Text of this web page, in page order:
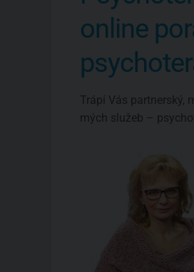
online
Trápí Vás partnerský,
mých služeb –